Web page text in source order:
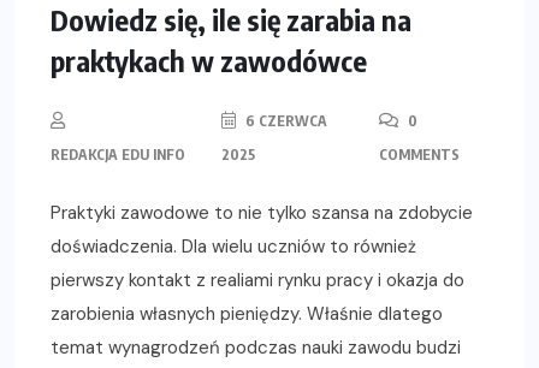
Dowiedz się, ile się zarabia na
praktykach w zawodówce
REDAKCJA EDU INFO
6 CZERWCA
2025
0
COMMENTS
Praktyki zawodowe to nie tylko szansa na zdobycie
doświadczenia. Dla wielu uczniów to również
pierwszy kontakt z realiami rynku pracy i okazja do
zarobienia własnych pieniędzy. Właśnie dlatego
temat wynagrodzeń podczas nauki zawodu budzi